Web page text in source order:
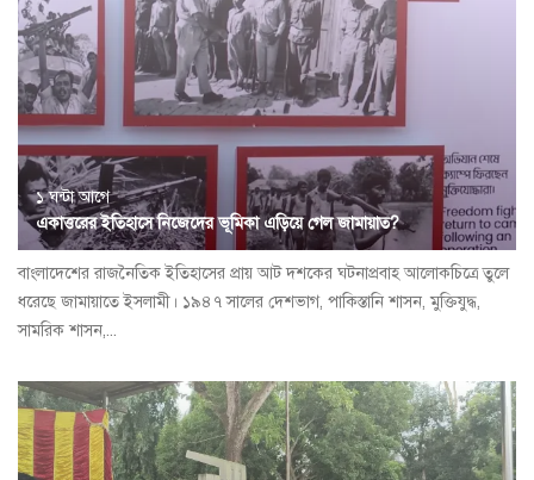
১ ঘন্টা আগে
একাত্তরের ইতিহাসে নিজেদের ভূমিকা এড়িয়ে গেল জামায়াত?
বাংলাদেশের রাজনৈতিক ইতিহাসের প্রায় আট দশকের ঘটনাপ্রবাহ আলোকচিত্রে তুলে
ধরেছে জামায়াতে ইসলামী। ১৯৪৭ সালের দেশভাগ, পাকিস্তানি শাসন, মুক্তিযুদ্ধ,
সামরিক শাসন,...